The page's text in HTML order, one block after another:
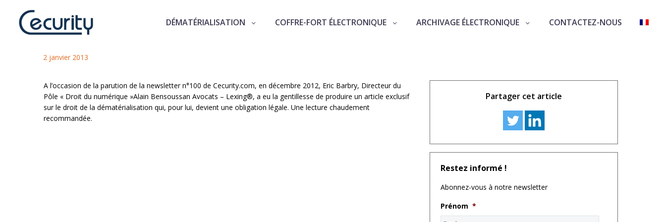
DÉMATÉRIALISATION COFFRE-FORT ÉLECTRONIQUE ARCHIVAGE ÉLECTRONIQUE CONTACTEZ-NOUS
Dématérialisation, ce qui va tout changer
2 janvier 2013
A l’occasion de la parution de la newsletter n°100 de Cecurity.com, en décembre 2012, Eric Barbry, Directeur du
Pôle « Droit du numérique »Alain Bensoussan Avocats – Lexing®, a eu la gentillesse de produire un article exclusif
sur le droit de la dématérialisation qui, pour lui, devient une obligation légale. Une lecture chaudement
recommandée.
Partager cet article
Restez informé !
Abonnez-vous à notre newsletter
Prénom *